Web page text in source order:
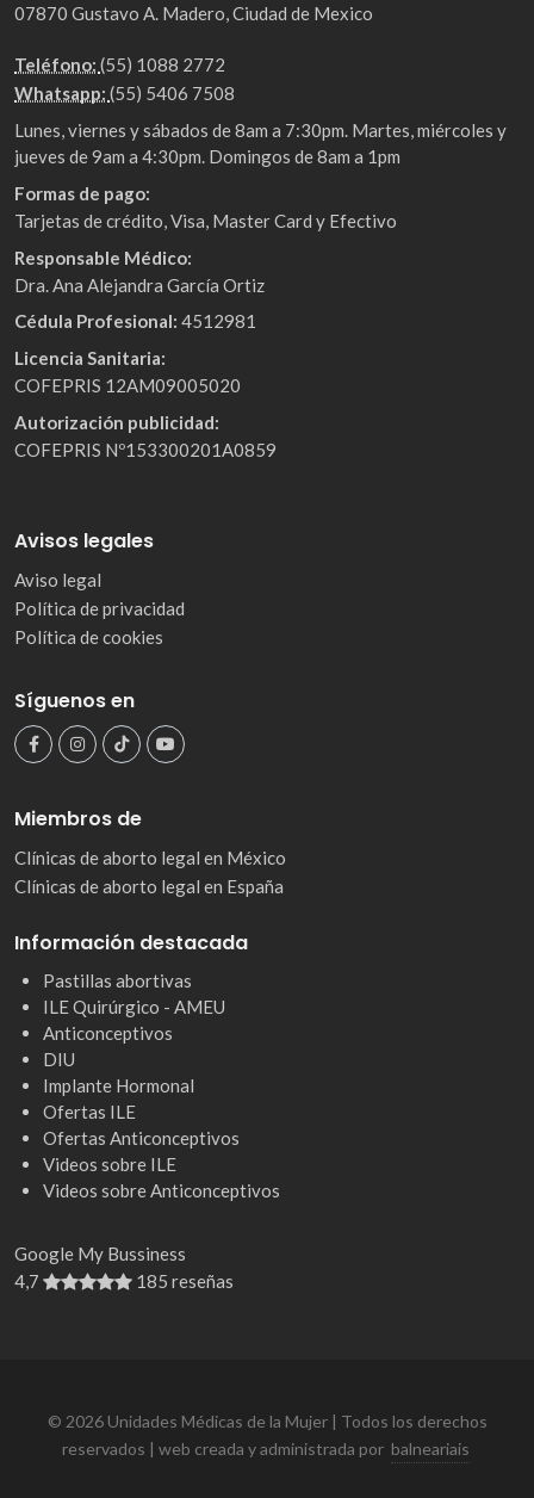
07870 Gustavo A. Madero, Ciudad de Mexico
Teléfono: (55) 1088 2772
Whatsapp: (55) 5406 7508
Lunes, viernes y sábados de 8am a 7:30pm. Martes, miércoles y
jueves de 9am a 4:30pm. Domingos de 8am a 1pm
Formas de pago:
Tarjetas de crédito, Visa, Master Card y Efectivo
Responsable Médico:
Dra. Ana Alejandra García Ortiz
Cédula Profesional: 4512981
Licencia Sanitaria:
COFEPRIS 12AM09005020
Autorización publicidad:
COFEPRIS Nº153300201A0859
Avisos legales
Aviso legal
Política de privacidad
Política de cookies
Síguenos en
Miembros de
Clínicas de aborto legal en México
Clínicas de aborto legal en España
Información destacada
Pastillas abortivas
ILE Quirúrgico - AMEU
Anticonceptivos
DIU
Implante Hormonal
Ofertas ILE
Ofertas Anticonceptivos
Videos sobre ILE
Videos sobre Anticonceptivos
Google My Bussiness
4,7
185 reseñas
© 2026 Unidades Médicas de la Mujer | Todos los derechos
reservados | web creada y administrada por balneariais